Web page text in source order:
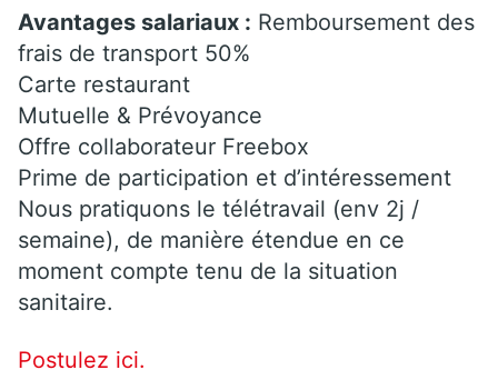
Avantages salariaux : Remboursement des
frais de transport 50%
Carte restaurant
Mutuelle & Prévoyance
Offre collaborateur Freebox
Prime de participation et d’intéressement
Nous pratiquons le télétravail (env 2j /
semaine), de manière étendue en ce
moment compte tenu de la situation
sanitaire.
Postulez ici.